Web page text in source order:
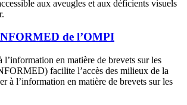
aux aveugles et aux déficients visuels
de l’OMPI
l’information en matière de brevets sur les
facilite l’accès des milieux de la
à l’information en matière de brevets sur les